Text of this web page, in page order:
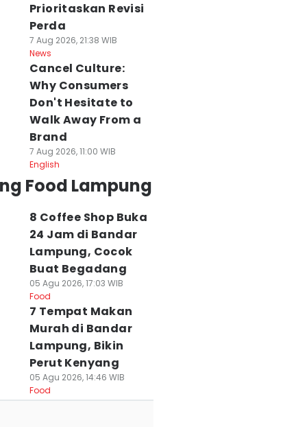
Prioritaskan Revisi
Perda
7 Aug 2026, 21:38 WIB
News
Cancel Culture:
Why Consumers
Don't Hesitate to
Walk Away From a
Brand
7 Aug 2026, 11:00 WIB
English
Food Lampung
8 Coffee Shop Buka
24 Jam di Bandar
Lampung, Cocok
Buat Begadang
05 Agu 2026, 17:03 WIB
Food
7 Tempat Makan
Murah di Bandar
Lampung, Bikin
Perut Kenyang
05 Agu 2026, 14:46 WIB
Food